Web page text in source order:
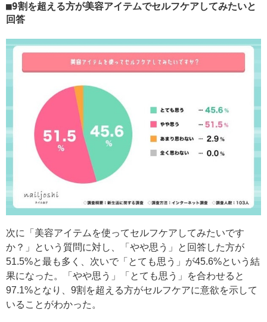
9割を超える方が美容アイテムでセルフケアしてみたいと
回答
次に「美容アイテムを使ってセルフケアしてみたいです
か？」という質問に対し、「やや思う」と回答した方が
51.5%と最も多く、次いで「とても思う」が45.6%という結
果になった。「やや思う」「とても思う」を合わせると
97.1%となり、9割を超える方がセルフケアに意欲を示して
いることがわかった。